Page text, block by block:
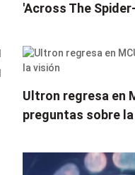
'Across The
Ultron regresa en
preguntas sobre